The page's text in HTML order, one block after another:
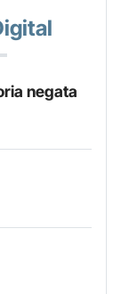
negata